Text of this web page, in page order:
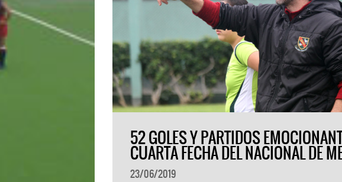
52 GOLES Y PARTIDOS
CUARTA FECHA DEL NACIONAL DE
23/06/2019